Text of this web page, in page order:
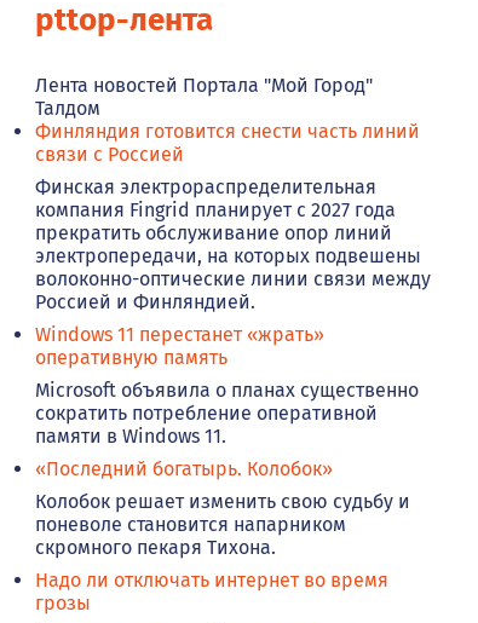
pttop-лента
Лента новостей Портала "Мой Город"
Талдом
Финляндия готовится снести часть линий
связи с Россией
Финская электрораспределительная
компания Fingrid планирует с 2027 года
прекратить обслуживание опор линий
электропередачи, на которых подвешены
волоконно-оптические линии связи между
Россией и Финляндией.
Windows 11 перестанет «жрать»
оперативную память
Microsoft объявила о планах существенно
сократить потребление оперативной
памяти в Windows 11.
«Последний богатырь. Колобок»
Колобок решает изменить свою судьбу и
поневоле становится напарником
скромного пекаря Тихона.
Надо ли отключать интернет во время
грозы